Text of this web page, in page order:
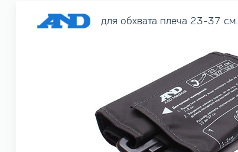
для обхвата плеча 23-37 см.